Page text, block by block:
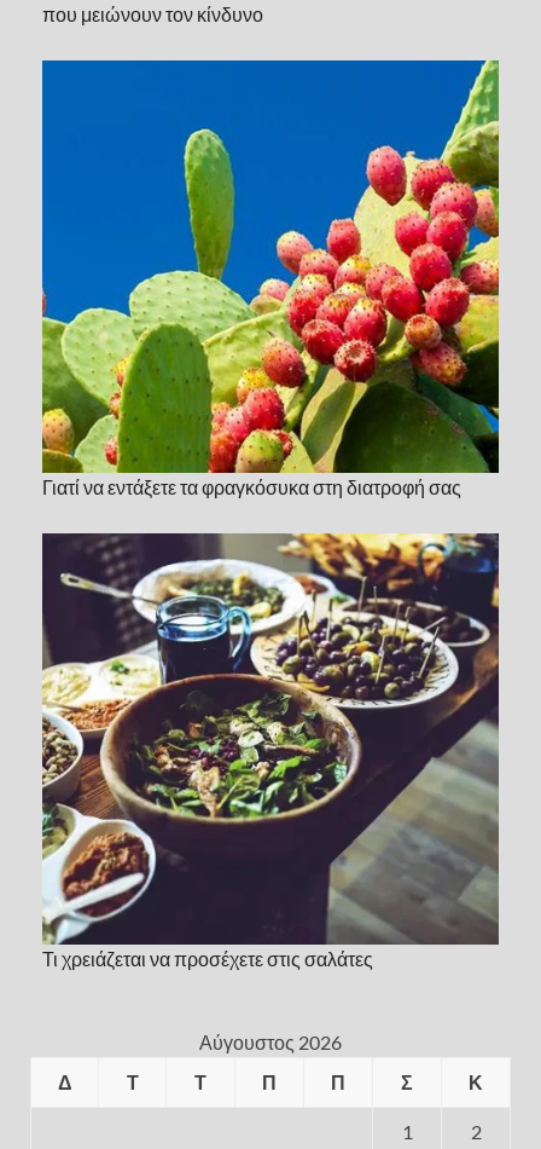
που μειώνουν τον κίνδυνο
Γιατί να εντάξετε τα φραγκόσυκα στη διατροφή σας
Τι χρειάζεται να προσέχετε στις σαλάτες
Αύγουστος 2026
Δ
Τ Τ Π Π Σ Κ
1 2